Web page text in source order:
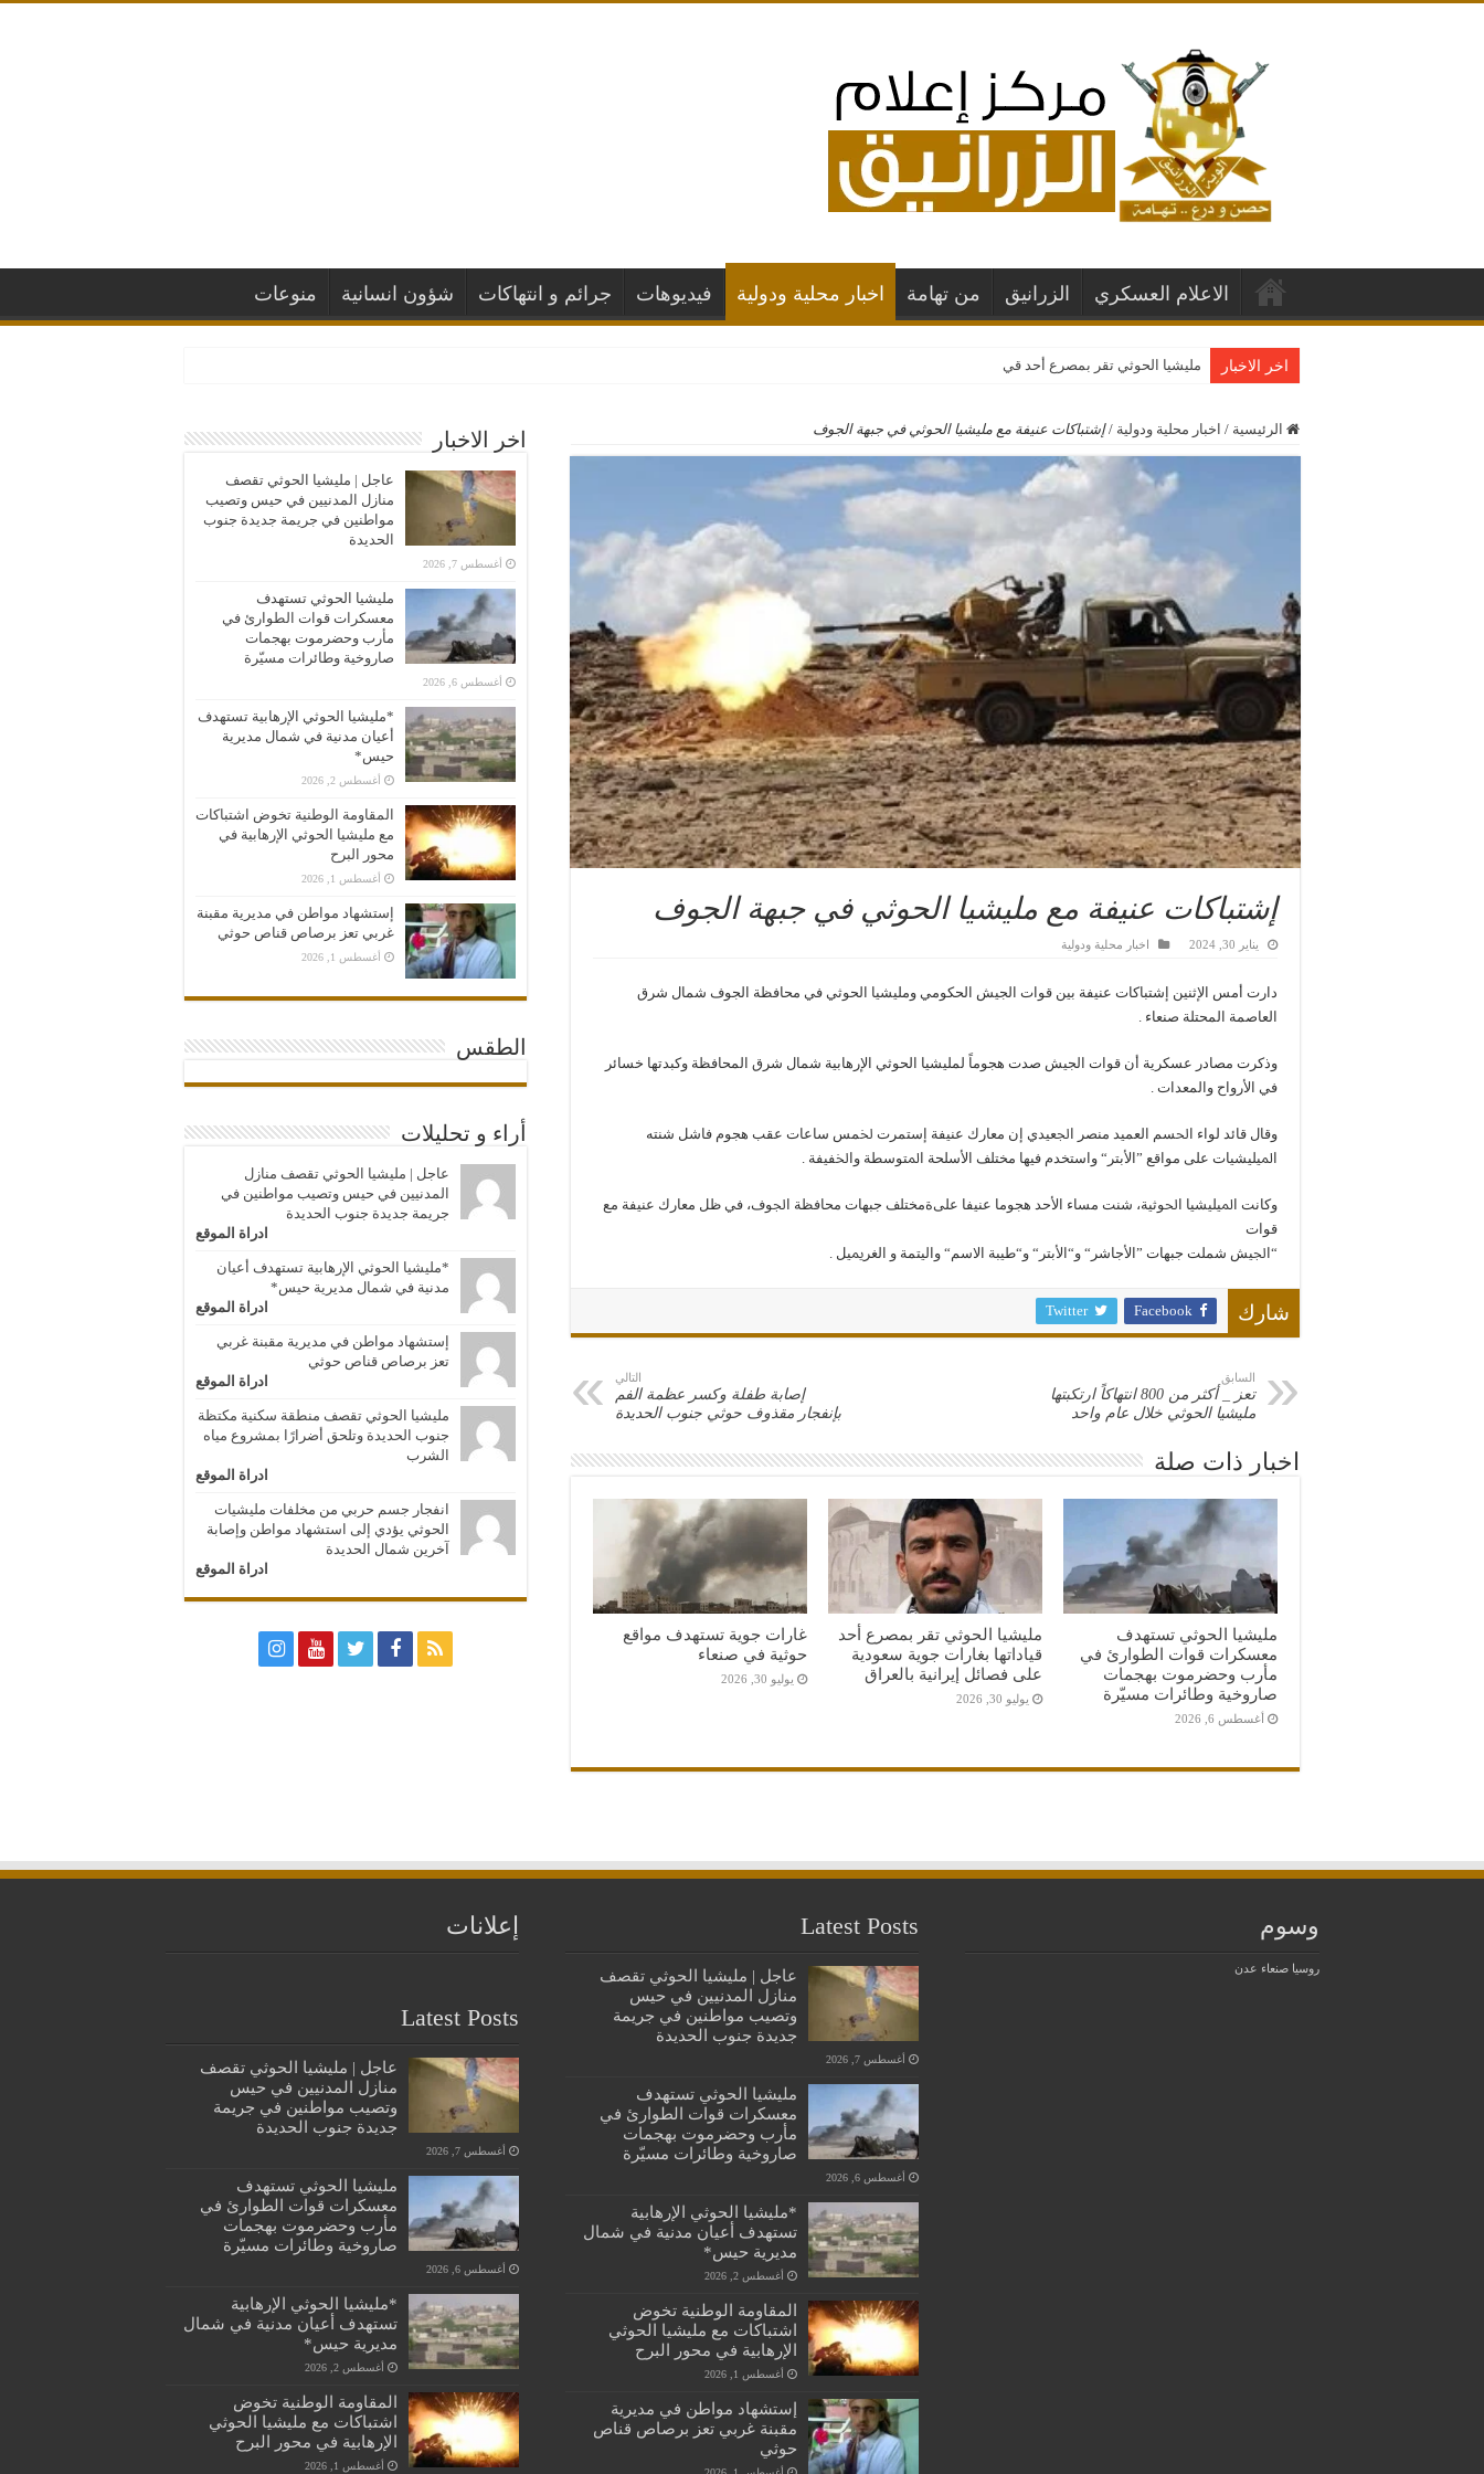
الاعلام العسكري الزرانيق من تهامة اخبار محلية ودولية فيديوهات جرائم و انتهاكات شؤون انسانية منوعات
اخر الاخبار مليشيا الحوثي تقر بمصرع أحد قياداتها بغارات جوية
الرئيسية / اخبار محلية ودولية / إشتباكات عنيفة مع مليشيا الحوثي في جبهة الجوف
إشتباكات عنيفة مع مليشيا الحوثي في جبهة الجوف
يناير 30, 2024 اخبار محلية ودولية
دارت أمس الإثنين إشتباكات عنيفة بين قوات الجيش الحكومي ومليشيا الحوثي في محافظة الجوف شمال شرق
العاصمة المحتلة صنعاء .
وذكرت مصادر عسكرية أن قوات الجيش صدت هجوماً لمليشيا الحوثي الإرهابية شمال شرق المحافظة وكبدتها خسائر
في الأرواح والمعدات .
ﻭﻗﺎﻝ ﻗﺎﺋﺪ ﻟﻮﺍﺀ ﺍﳊﺴﻢ ﺍﻟﻌﻤﻴﺪ ﻣﻨﺼﺮ ﺍﳉﻌﻴﺪﻱ ﺇﻥ ﻣﻌﺎﺭﻙ ﻋﻨﻴﻔﺔ إﺳﺘﻤﺮﺕ ﳋﻤﺲ ﺳﺎﻋﺎﺕ ﻋﻘﺐ ﻫﺠﻮﻡ ﻓﺎﺷﻞ ﺷﻨﺘﻪ
ﺍﳌﻴﻠﻴﺸﻴﺎﺕ ﻋﻠﻰ ﻣﻮﺍﻗﻊ ”ﺍﻷﺑﺘﺮ“ ﻭﺍﺳﺘﺨﺪﻡ ﻓﻴﻬﺎ ﻣﺨﺘﻠﻒ ﺍﻷﺳﻠﺤﺔ ﺍﳌﺘﻮﺳﻄﺔ ﻭﺍﳋﻔﻴﻔﺔ .
ﻭﻛﺎﻧﺖ ﺍﳌﻴﻠﻴﺸﻴﺎ ﺍﳊﻮﺛﻴﺔ، ﺷﻨﺖ ﻣﺴﺎﺀ ﺍﻷﺣﺪ ﻫﺠﻮﻣﺎ ﻋﻨﻴﻔﺎ ﻋﻠﻰةﻣﺨﺘﻠﻒ ﺟﺒﻬﺎﺕ ﻣﺤﺎﻓﻈﺔ ﺍﳉﻮﻑ، ﻓﻲ ﻇﻞ ﻣﻌﺎﺭﻙ ﻋﻨﻴﻔﺔ ﻣﻊ
ﻗﻮﺍﺕ
“ﺍﳉﻴﺶ ﺷﻤﻠﺖ ﺟﺒﻬﺎﺕ ”ﺍﻷﺟﺎﺷﺮ“ ﻭ“ﺍﻷﺑﺘﺮ“ ﻭ“ﻃﻴﺒﺔ ﺍﻻﺳﻢ“ ﻭﺍﻟﻴﺘﻤﺔ ﻭ ﺍﻟﻐﺮﳝﻴﻞ .
شارك Facebook
Twitter
السابق
تعز _ أكثر من 800 انتهاكاً ارتكبتها
مليشيا الحوثي خلال عام واحد
التالي
إصابة طفلة وكسر عظمة الفم
بإنفجار مقذوف حوثي جنوب الحديدة
اخبار ذات صلة
مليشيا الحوثي تستهدف
معسكرات قوات الطوارئ في
مأرب وحضرموت بهجمات
صاروخية وطائرات مسيّرة
أغسطس 6, 2026
مليشيا الحوثي تقر بمصرع أحد
قياداتها بغارات جوية سعودية
على فصائل إيرانية بالعراق
يوليو 30, 2026
غارات جوية تستهدف مواقع
حوثية في صنعاء
يوليو 30, 2026
اخر الاخبار
عاجل | مليشيا الحوثي تقصف
منازل المدنيين في حيس وتصيب
مواطنين في جريمة جديدة جنوب
الحديدة
أغسطس 7, 2026
مليشيا الحوثي تستهدف
معسكرات قوات الطوارئ في
مأرب وحضرموت بهجمات
صاروخية وطائرات مسيّرة
أغسطس 6, 2026
*مليشيا الحوثي الإرهابية تستهدف
أعيان مدنية في شمال مديرية
حيس*
أغسطس 2, 2026
المقاومة الوطنية تخوض اشتباكات
مع مليشيا الحوثي الإرهابية في
محور البرح
أغسطس 1, 2026
إستشهاد مواطن في مديرية مقبنة
غربي تعز برصاص قناص حوثي
أغسطس 1, 2026
الطقس
أراء و تحليلات
عاجل | مليشيا الحوثي تقصف منازل
المدنيين في حيس وتصيب مواطنين في
جريمة جديدة جنوب الحديدة
ادراة الموقع
*مليشيا الحوثي الإرهابية تستهدف أعيان
مدنية في شمال مديرية حيس*
ادراة الموقع
إستشهاد مواطن في مديرية مقبنة غربي
تعز برصاص قناص حوثي
ادراة الموقع
مليشيا الحوثي تقصف منطقة سكنية مكتظة
جنوب الحديدة وتلحق أضرارًا بمشروع مياه
الشرب
ادراة الموقع
انفجار جسم حربي من مخلفات مليشيات
الحوثي يؤدي إلى استشهاد مواطن وإصابة
آخرين شمال الحديدة
ادراة الموقع
وسوم
روسيا صنعاء عدن
Latest Posts
عاجل | مليشيا الحوثي تقصف
منازل المدنيين في حيس
وتصيب مواطنين في جريمة
جديدة جنوب الحديدة
أغسطس 7, 2026
مليشيا الحوثي تستهدف
معسكرات قوات الطوارئ في
مأرب وحضرموت بهجمات
صاروخية وطائرات مسيّرة
أغسطس 6, 2026
*مليشيا الحوثي الإرهابية
تستهدف أعيان مدنية في شمال
مديرية حيس*
أغسطس 2, 2026
المقاومة الوطنية تخوض
اشتباكات مع مليشيا الحوثي
الإرهابية في محور البرح
أغسطس 1, 2026
إستشهاد مواطن في مديرية
مقبنة غربي تعز برصاص قناص
حوثي
إعلانات
Latest Posts
عاجل | مليشيا الحوثي تقصف
منازل المدنيين في حيس
وتصيب مواطنين في جريمة
جديدة جنوب الحديدة
أغسطس 7, 2026
مليشيا الحوثي تستهدف
معسكرات قوات الطوارئ في
مأرب وحضرموت بهجمات
صاروخية وطائرات مسيّرة
أغسطس 6, 2026
*مليشيا الحوثي الإرهابية
تستهدف أعيان مدنية في شمال
مديرية حيس*
أغسطس 2, 2026
المقاومة الوطنية تخوض
اشتباكات مع مليشيا الحوثي
الإرهابية في محور البرح
أغسطس 1, 2026